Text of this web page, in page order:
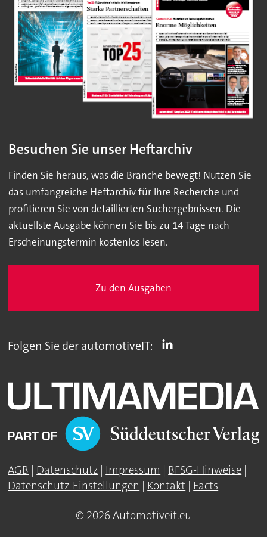
Besuchen Sie unser Heftarchiv
Finden Sie heraus, was die Branche bewegt! Nutzen Sie
das umfangreiche Heftarchiv für Ihre Recherche und
profitieren Sie von detaillierten Suchergebnissen. Die
aktuellste Ausgabe können Sie bis zu 14 Tage nach
Erscheinungstermin kostenlos lesen.
Zu den Ausgaben
Folgen Sie der automotiveIT:
AGB | Datenschutz | Impressum | BFSG-Hinweise |
Datenschutz-Einstellungen | Kontakt | Facts
© 2026 Automotiveit.eu